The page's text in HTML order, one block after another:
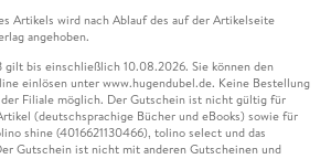
Artikels wird nach Ablauf des auf der Artikelseite
angehoben.
gilt bis einschließlich 10.08.2026. Sie können den
einlösen unter www.hugendubel.de. Keine Bestellung
Filiale möglich. Der Gutschein ist nicht gültig für
(deutschsprachige Bücher und eBooks) sowie für
shine (4016621130466), tolino select und das
Gutschein ist nicht mit anderen Gutscheinen und